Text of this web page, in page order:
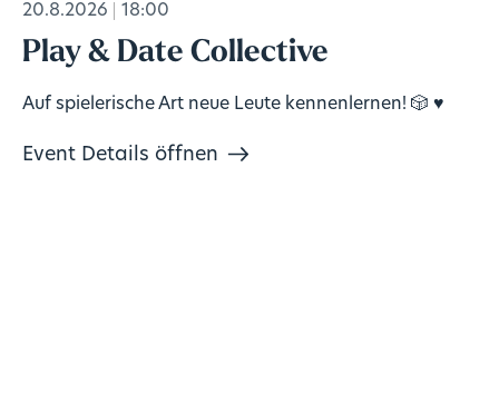
20.8.2026 18:00
Play & Date Collective
Auf spielerische Art neue Leute kennenlernen! 🎲 ♥️
Event Details öffnen